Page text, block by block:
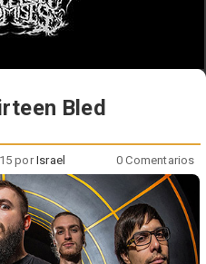
Bled
porIsrael 0 Comentarios